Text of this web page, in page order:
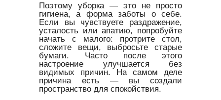
Поэтому уборка — это не просто
гигиена, а форма заботы о себе.
Если вы чувствуете раздражение,
усталость или апатию, попробуйте
начать с малого: протрите стол,
сложите вещи, выбросьте старые
бумаги. Часто после этого
настроение улучшается без
видимых причин. На самом деле
причина есть — вы создали
пространство для спокойствия.